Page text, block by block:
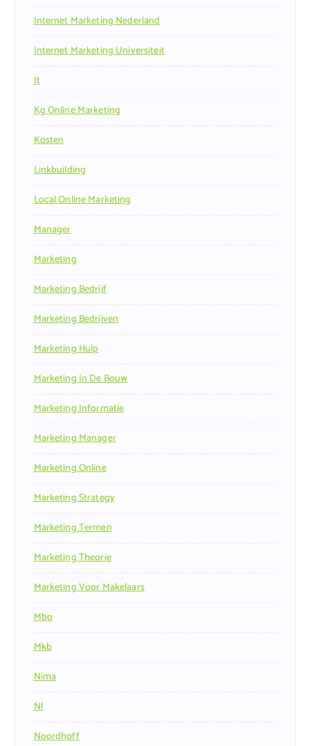
Internet Marketing Nederland
Internet Marketing Universiteit
It
Kg Online Marketing
Kosten
Linkbuilding
Local Online Marketing
Manager
Marketing
Marketing Bedrijf
Marketing Bedrijven
Marketing Hulp
Marketing In De Bouw
Marketing Informatie
Marketing Manager
Marketing Online
Marketing Strategy
Marketing Termen
Marketing Theorie
Marketing Voor Makelaars
Mbo
Mkb
Nima
Nl
Noordhoff